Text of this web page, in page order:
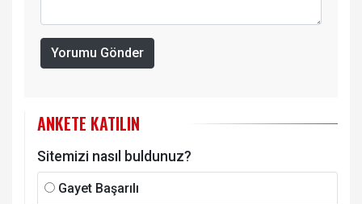
Yorumu Gönder
ANKETE KATILIN
Sitemizi nasıl buldunuz?
Gayet Başarılı